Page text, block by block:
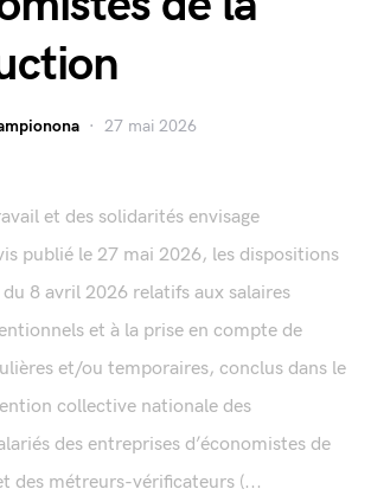
27 mai 2026
et des solidarités envisage
publié le 27 mai 2026, les dispositions
8 avril 2026 relatifs aux salaires
et à la prise en compte de
et/ou temporaires, conclus dans le
collective nationale des
des entreprises d’économistes de
des métreurs-vérificateurs (...